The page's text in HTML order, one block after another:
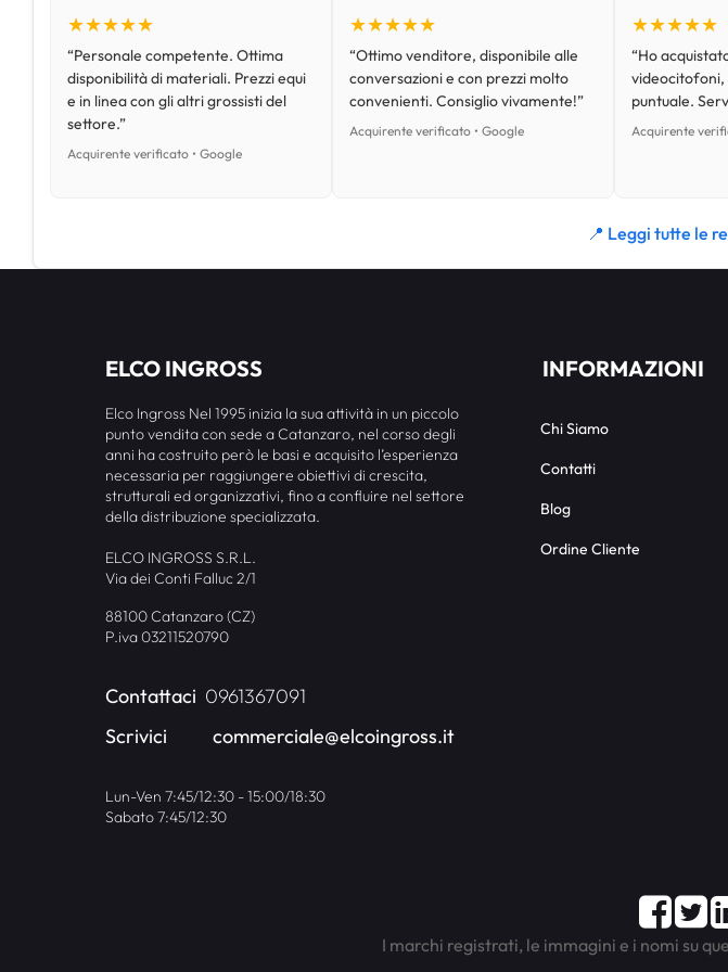
★★★★★
“Personale competente. Ottima
disponibilità di materiali. Prezzi equi
e in linea con gli altri grossisti del
settore.”
Acquirente verificato • Google
★★★★★
“Ottimo venditore, disponibile alle
conversazioni e con prezzi molto
convenienti. Consiglio vivamente!”
Acquirente verificato • Google
★★★★★
“Ho
videocitofoni,
puntuale.
Acquirente
📍 Leggi tutte le
ELCO INGROSS
Elco Ingross Nel 1995 inizia la sua attività in un piccolo
punto vendita con sede a Catanzaro, nel corso degli
anni ha costruito però le basi e acquisito l’esperienza
necessaria per raggiungere obiettivi di crescita,
strutturali ed organizzativi, fino a confluire nel settore
della distribuzione specializzata.
ELCO INGROSS S.R.L.
Via dei Conti Falluc 2/1
88100 Catanzaro (CZ)
P.iva 03211520790
Contattaci 0961367091
Scrivici
commerciale@elcoingross.it
Lun-Ven 7:45/12:30 - 15:00/18:30
Sabato 7:45/12:30
INFORMAZIONI
Chi Siamo
Contatti
Blog
Ordine Cliente
I marchi registrati, le immagini e i nomi su